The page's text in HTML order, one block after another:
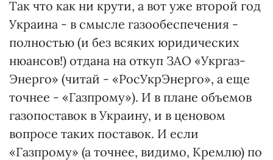
Так что как ни крути, а вот уже второй год
Украина - в смысле газообеспечения -
полностью (и без всяких юридических
нюансов!) отдана на откуп ЗАО «Укргаз-
Энерго» (читай - «РосУкрЭнерго», а еще
точнее - «Газпрому»). И в плане объемов
газопоставок в Украину, и в ценовом
вопросе таких поставок. И если
«Газпрому» (а точнее, видимо, Кремлю) по